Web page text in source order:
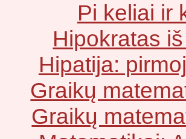
Pi keliai ir
Hipokratas
Hipatija:
Graikų
Graikų